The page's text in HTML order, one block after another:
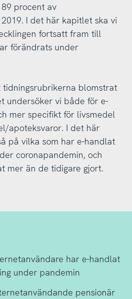
procent av
I det här kapitlet ska vi
fortsatt fram till
förändrats under
tidningsrubrikerna blomstrat
undersöker vi både för e-
mer specifikt för livsmedel
apoteksvaror. I det här
på vilka som har e-handlat
coronapandemin, och
mer än de tidigare gjort.
har e-handlat
under pandemin
pensionär